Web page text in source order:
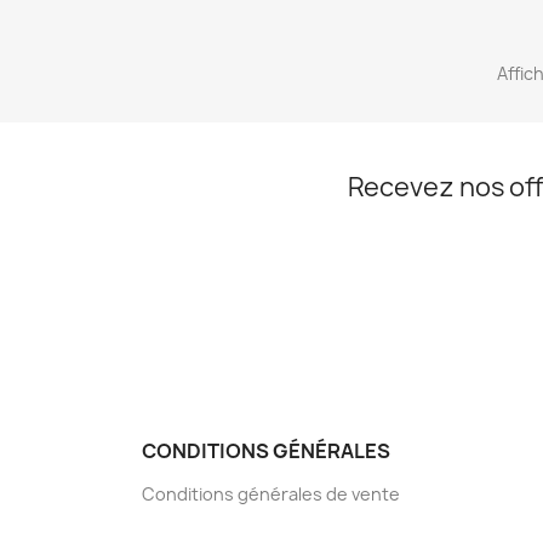
Recevez nos
CONDITIONS GÉNÉRALES
Conditions générales de vente